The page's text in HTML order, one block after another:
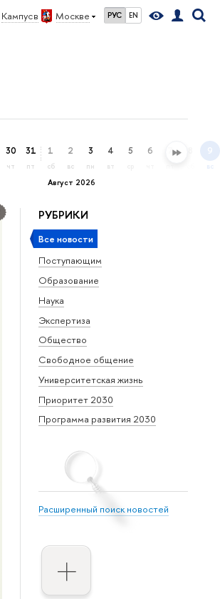
Кампус в Москве РУС EN
30
чт
31
пт
Август 2026
1
сб
2
вс
3
пн
4
вт
5 6 7 9
вс
РУБРИКИ
Все новости
Поступающим
Образование
Наука
Экспертиза
Общество
Свободное общение
Университетская жизнь
Приоритет 2030
Программа развития 2030
Расширенный поиск новостей